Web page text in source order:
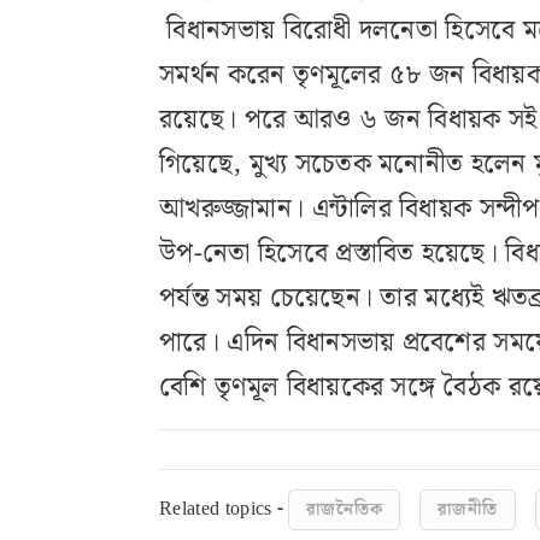
বিধানসভায় বিরোধী দলনেতা
সমর্থন করেন তৃণমূলের ৫৮ জন
রয়েছে। পরে আরও ৬ জন বিধায়ক সই
গিয়েছে, মুখ্য সচেতক মনোনীত হলেন
আখরুজ্জামান। এন্টালির বিধায়ক
উপ-নেতা হিসেবে প্রস্তাবিত হয়েছে।
পর্যন্ত সময় চেয়েছেন। তার মধ্যেই
পারে। এদিন বিধানসভায় প্রবেশের
বেশি তৃণমূল বিধায়কের সঙ্গে বৈঠক
Related topics - রাজনৈতিক রাজনীতি